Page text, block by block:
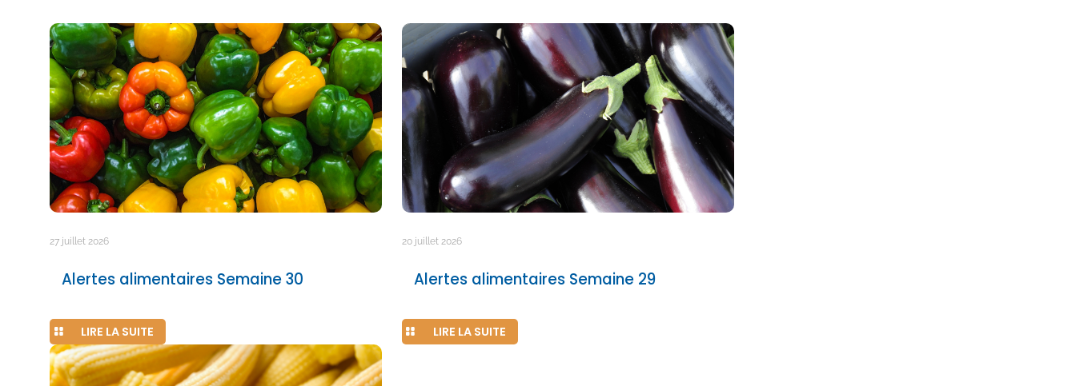
27 juillet 2026
Alertes alimentaires Semaine 30
LIRE LA SUITE
20 juillet 2026
Alertes alimentaires Semaine 29
LIRE LA SUITE